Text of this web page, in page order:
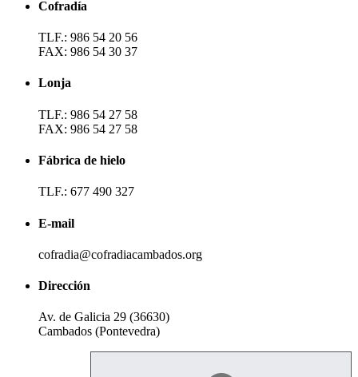
Cofradía
TLF.: 986 54 20 56
FAX: 986 54 30 37
Lonja
TLF.: 986 54 27 58
FAX: 986 54 27 58
Fábrica de hielo
TLF.: 677 490 327
E-mail
cofradia@cofradiacambados.org
Dirección
Av. de Galicia 29 (36630)
Cambados (Pontevedra)